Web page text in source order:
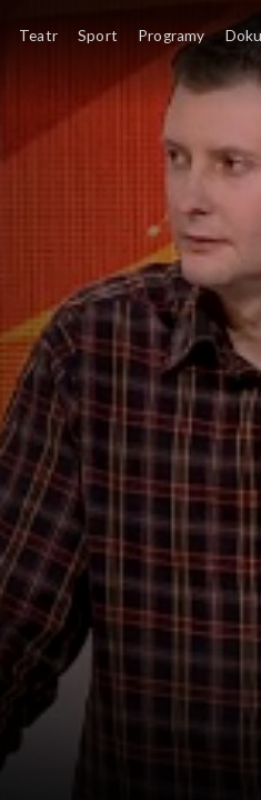
Teatr Sport Programy